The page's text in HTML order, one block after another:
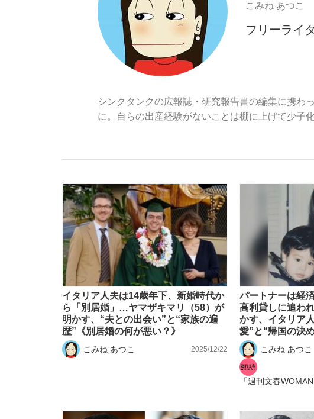
「90%は失敗する。でも…」本田圭佑が初めて明かした
「目標達成できなかったからと言って…」サッカー日本代
終戦から81年
the Style
こみね あつこ
フリーライ
シンクタンクの広報誌・研究報告書の編集に携わ
に。自らの出産経験がないことは棚に上げて少子
イタリア人夫は14歳年下、新婚時代か
ら「別居婚」…ヤマザキマリ（58）が
明かす、“夫との出会い”と“家族の遍
歴”《別居婚の何が悪い？》
こみね あつこ 2025/12/22
パートナーは経
高利貸しに追わ
かす、イタリア
愛”と“帰国の決
こみね あつこ
「週刊文春